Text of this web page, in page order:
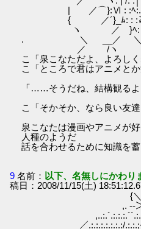
| ／⌒}:Ⅵ : :ﾍ
{ ／´}_ﾑ: : :≧ｒ ､
ヽ ／ }ﾍ: : ＼＼
. ＼ __／ ＼: : ＼
／ /ヽ ＼ :
こ「泉こなただよ、よろしく
こ「ところで君はアニメと
「……そうだね、結構観るよ
こ「そかそか、なら良い友
泉こなたは漫画やアニメが
人種のようだ
話を合わせるために知識を
9 名前： 以下、名無しにかわり
稿日：2008/11/15(土)
{＼
,. -‐＞_｀ﾆ
／.:.:.:.:.:.:.:/.:.:.;ｲ